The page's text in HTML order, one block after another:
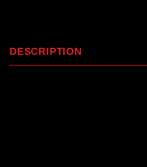
DESCRIPTION